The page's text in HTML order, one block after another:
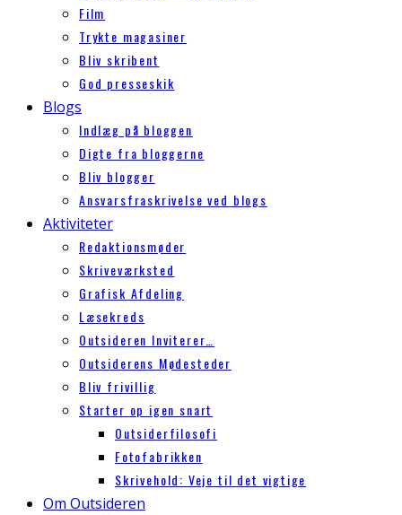
Film
Trykte magasiner
Bliv skribent
God presseskik
Blogs
Indlæg på bloggen
Digte fra bloggerne
Bliv blogger
Ansvarsfraskrivelse ved blogs
Aktiviteter
Redaktionsmøder
Skriveværksted
Grafisk Afdeling
Læsekreds
Outsideren Inviterer…
Outsiderens Mødesteder
Bliv frivillig
Starter op igen snart
Outsiderfilosofi
Fotofabrikken
Skrivehold: Veje til det vigtige
Om Outsideren